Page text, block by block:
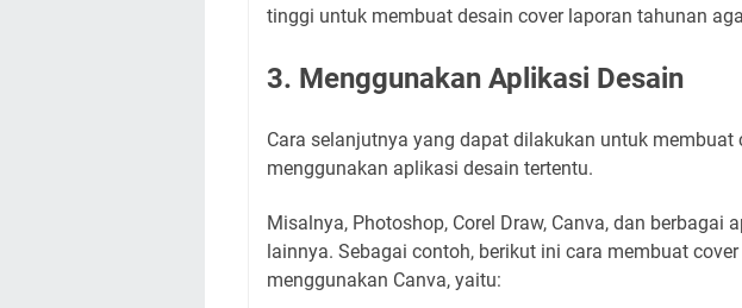
tinggi untuk membuat desain cover laporan tahunan
3. Menggunakan Aplikasi Desain
Cara selanjutnya yang dapat dilakukan untuk membuat
menggunakan aplikasi desain tertentu.
Misalnya, Photoshop, Corel Draw, Canva, dan berbagai
lainnya. Sebagai contoh, berikut ini cara membuat
menggunakan Canva, yaitu: